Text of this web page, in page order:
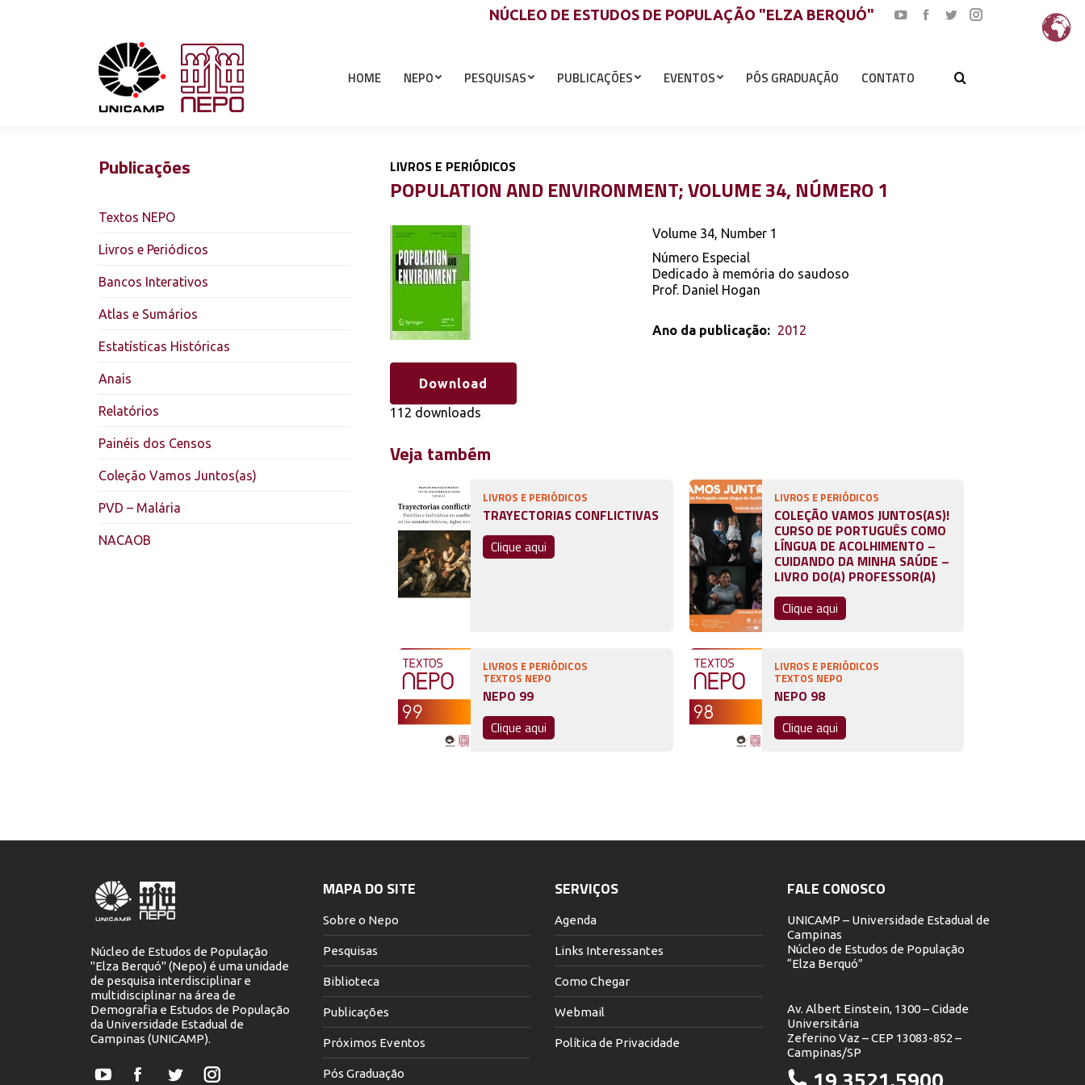
NÚCLEO DE ESTUDOS DE POPULAÇÃO "ELZA BERQUÓ"
YouTube
in
Facebook
Twitter
in
Instagram
HOME NEPO PESQUISAS PUBLICAÇÕES EVENTOS PÓS GRADUAÇÃO CONTATO
Publicações
Textos NEPO
Livros e Periódicos
Bancos Interativos
Atlas e Sumários
Estatísticas Históricas
Anais
Relatórios
Painéis dos Censos
Coleção Vamos Juntos(as)
PVD – Malária
NACAOB
LIVROS E PERIÓDICOS
POPULATION AND ENVIRONMENT; VOLUME 34, NÚMERO 1
Volume 34, Number 1
Número Especial
Dedicado à memória do saudoso
Prof. Daniel Hogan
Ano da publicação: 2012
Download
112 downloads
Veja também
LIVROS E PERIÓDICOS
TRAYECTORIAS CONFLICTIVAS
Clique aqui
LIVROS E PERIÓDICOS
COLEÇÃO VAMOS JUNTOS(AS)!
CURSO DE PORTUGUÊS COMO
LÍNGUA DE ACOLHIMENTO –
CUIDANDO DA MINHA SAÚDE –
LIVRO DO(A) PROFESSOR(A)
Clique aqui
LIVROS E PERIÓDICOS
TEXTOS NEPO
NEPO 99
Clique aqui
LIVROS E PERIÓDICOS
TEXTOS NEPO
NEPO 98
Clique aqui
Núcleo de Estudos de População
"Elza Berquó" (Nepo) é uma unidade
de pesquisa interdisciplinar e
multidisciplinar na área de
Demografia e Estudos de População
da Universidade Estadual de
Campinas (UNICAMP).
MAPA DO SITE
Sobre o Nepo
Pesquisas
Biblioteca
Publicações
Próximos Eventos
Pós Graduação
SERVIÇOS
Agenda
Links Interessantes
Como Chegar
Webmail
Política de Privacidade
FALE CONOSCO
UNICAMP – Universidade Estadual de
Campinas
Núcleo de Estudos de População
“Elza Berquó”
Av. Albert Einstein, 1300 – Cidade
Universitária
Zeferino Vaz – CEP 13083-852 –
Campinas/SP